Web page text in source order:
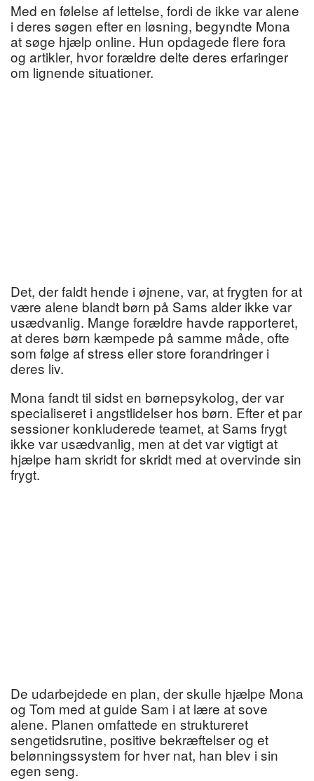
Med en følelse af lettelse, fordi de ikke var alene
i deres søgen efter en løsning, begyndte Mona
at søge hjælp online. Hun opdagede flere fora
og artikler, hvor forældre delte deres erfaringer
om lignende situationer.
Det, der faldt hende i øjnene, var, at frygten for at
være alene blandt børn på Sams alder ikke var
usædvanlig. Mange forældre havde rapporteret,
at deres børn kæmpede på samme måde, ofte
som følge af stress eller store forandringer i
deres liv.
Mona fandt til sidst en børnepsykolog, der var
specialiseret i angstlidelser hos børn. Efter et par
sessioner konkluderede teamet, at Sams frygt
ikke var usædvanlig, men at det var vigtigt at
hjælpe ham skridt for skridt med at overvinde sin
frygt.
De udarbejdede en plan, der skulle hjælpe Mona
og Tom med at guide Sam i at lære at sove
alene. Planen omfattede en struktureret
sengetidsrutine, positive bekræftelser og et
belønningssystem for hver nat, han blev i sin
egen seng.